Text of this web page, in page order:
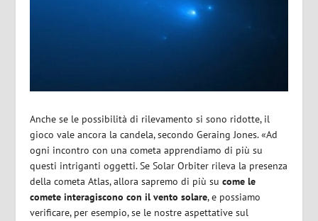
Anche se le possibilità di rilevamento si sono ridotte, il
gioco vale ancora la candela, secondo Geraing Jones. «Ad
ogni incontro con una cometa apprendiamo di più su
questi intriganti oggetti. Se Solar Orbiter rileva la presenza
della cometa Atlas, allora sapremo di più sucome le
comete interagiscono con il vento solare, e possiamo
verificare, per esempio, se le nostre aspettative sul